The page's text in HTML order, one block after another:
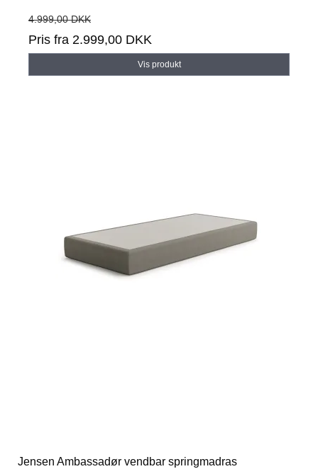
4.999,00 DKK
Pris fra 2.999,00 DKK
Vis produkt
Jensen Ambassadør vendbar springmadras